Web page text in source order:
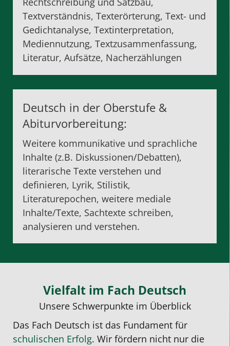
Textverständnis, Texterörterung, Text- und
Gedichtanalyse, Textinterpretation,
Mediennutzung, Textzusammenfassung,
Literatur, Aufsätze, Nacherzählungen
Deutsch in der Oberstufe &
Abiturvorbereitung:
Weitere kommunikative und sprachliche
Inhalte (z.B. Diskussionen/Debatten),
literarische Texte verstehen und
definieren, Lyrik, Stilistik,
Literaturepochen, weitere mediale
Inhalte/Texte, Sachtexte schreiben,
analysieren und verstehen.
Vielfalt im Fach Deutsch
Unsere Schwerpunkte im Überblick
Das Fach Deutsch ist das Fundament für
schulischen Erfolg. Wir fördern nicht nur die